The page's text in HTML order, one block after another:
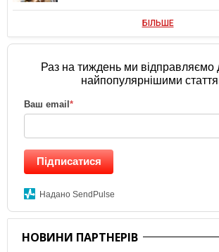
БІЛЬШЕ
Раз на тиждень ми відправляємо
найпопулярнішими
Ваш email*
Підписатися
Надано SendPulse
НОВИНИ ПАРТНЕРІВ